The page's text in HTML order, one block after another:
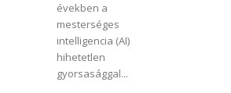
években a
mesterséges
intelligencia (AI)
hihetetlen
gyorsasággal...